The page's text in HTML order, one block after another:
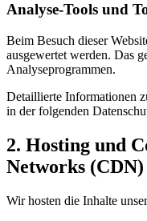
Analyse-Tools und
Beim Besuch dieser
ausgewertet werden. Das
Analyseprogrammen.
Detaillierte Informationen
in der folgenden
2. Hosting und
Networks (CDN)
Wir hosten die Inhalte